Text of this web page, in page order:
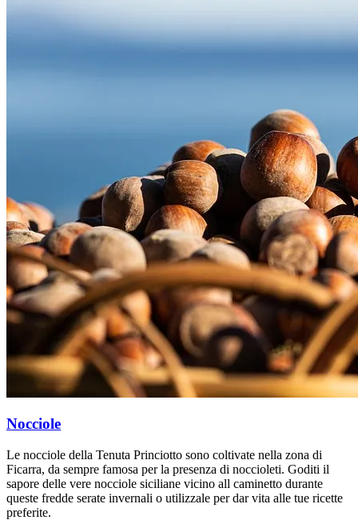
Nocciole
Le nocciole della Tenuta Princiotto sono coltivate nella zona di
Ficarra, da sempre famosa per la presenza di noccioleti. Goditi il
sapore delle vere nocciole siciliane vicino all caminetto durante
queste fredde serate invernali o utilizzale per dar vita alle tue ricette
preferite.